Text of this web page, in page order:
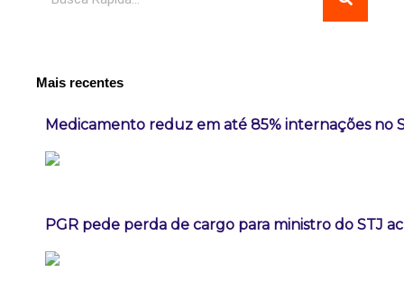
Mais recentes
Medicamento reduz em até 85% internações no
PGR pede perda de cargo para ministro do STJ